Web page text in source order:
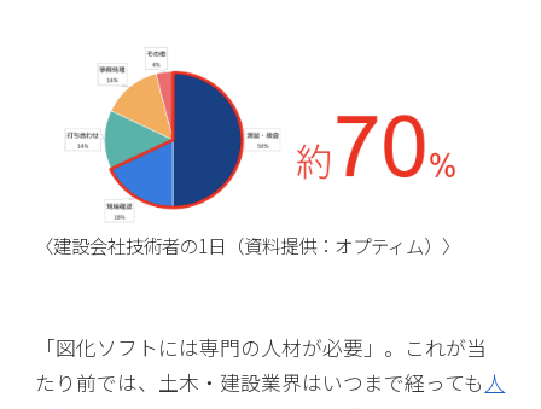
〈建設会社技術者の1日（資料提供：オプティム）〉
「図化ソフトには専門の人材が必要」。これが当
たり前では、土木・建設業界はいつまで経っても 人